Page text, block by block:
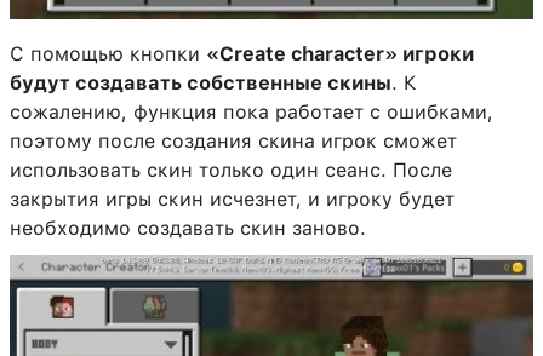
С помощью кнопки «Create character» игроки
будут создавать собственные скины. К
сожалению, функция пока работает с ошибками,
поэтому после создания скина игрок сможет
использовать скин только один сеанс. После
закрытия игры скин исчезнет, и игроку будет
необходимо создавать скин заново.